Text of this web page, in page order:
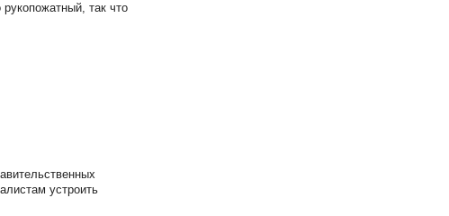
так что
устроить